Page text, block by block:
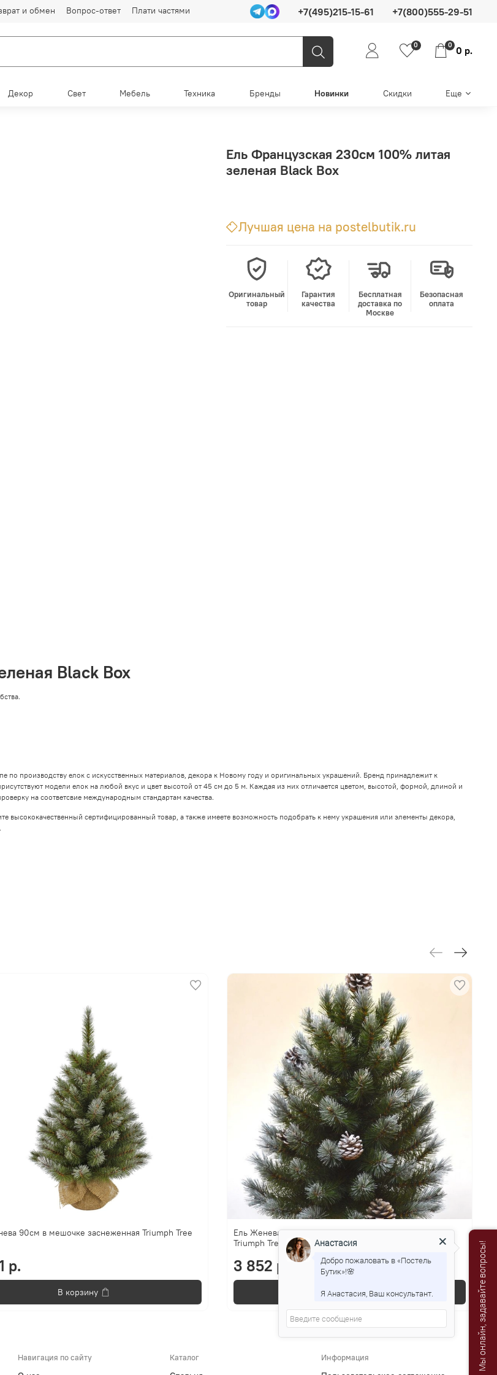
и обмен Вопрос-ответ Плати частями +7(495)215-15-61 +7(800)555-29-51
0 0 0 р.
Декор Свет Мебель Техника Бренды Новинки Скидки Еще
Ель Французская 230см 100% литая
зеленая Black Box
Лучшая цена на postelbutik.ru
Оригинальный
товар
Гарантия
качества
Бесплатная
доставка по
Москве
Безопасная
оплата
Black Box
по производству елок с искусственных материалов, декора к Новому году и оригинальных украшений. Бренд принадлежит к
модели елок на любой вкус и цвет высотой от 45 см до 5 м. Каждая из них отличается цветом, высотой, формой, длиной и
на соответсвие международным стандартам качества.
высококачественный сертифицированный товар, а также имеете возможность подобрать к нему украшения или элементы декора,
90см в мешочке заснеженная Triumph Tree
р.
В корзину
Ель Женева 60см с шишками в мешочке заснеженная
Triumph Tree
3 852 р.
В корзину
Навигация по сайту Каталог Информация Мы онлайн, задавайте вопросы!
Анастасия
Добро пожаловать в «Постель
Бутик»!🌸
Я Анастасия, Ваш консультант.